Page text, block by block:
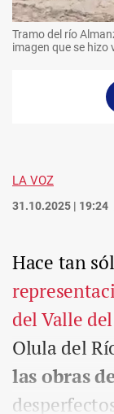
Tramo del río
imagen que se hizo
LA VOZ
31.10.2025 | 19:24
Hace tan
del Valle
Olula del
las obras